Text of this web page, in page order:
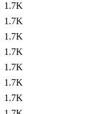
1.7K
1.7K
1.7K
1.7K
1.7K
1.7K
1.7K